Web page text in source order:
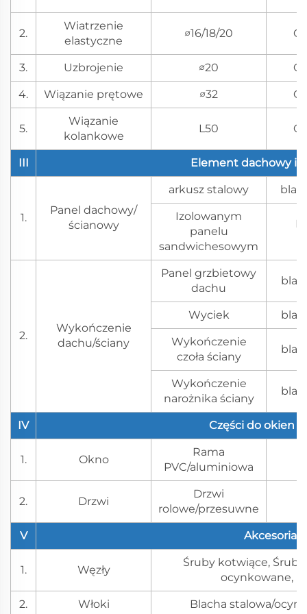
2.
Wiatrzenie
elastyczne
∅16/18/20
3. Uzbrojenie ∅20
4. Wiązanie prętowe ∅32
5.
Wiązanie
kolankowe
L50
III Element dachowy i
1.
Panel dachowy/
ścianowy
arkusz stalowy
Izolowanym
panelu
sandwichesowym
2.
Wykończenie
dachu/ściany
Panel grzbietowy
dachu
Wyciek
Wykończenie
czoła ściany
Wykończenie
narożnika ściany
IV Części do okien i
1. Okno
Rama
PVC/aluminiowa
2. Drzwi
Drzwi
rolowe/przesuwne
V Akcesoria
1. Węzły
Śruby kotwiące,
ocynkowane,
2. Włoki Blacha stalowa/